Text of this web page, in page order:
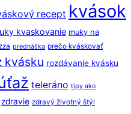
recept kvások
kvaskovanie muky na
prednáška prečo kváskovať
kvásku rozdávanie kvásku
teleráno tipy ako
zdravie zdravý životný štýl